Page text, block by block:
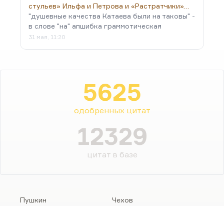
стульев» Ильфа и Петрова и «Растратчики»…
"душевные качества Катаева были на таковы" -
в слове "на" апшибка граммотическая
31 мая, 11:20
5625
одобренных цитат
12329
цитат в базе
Пушкин
Чехов